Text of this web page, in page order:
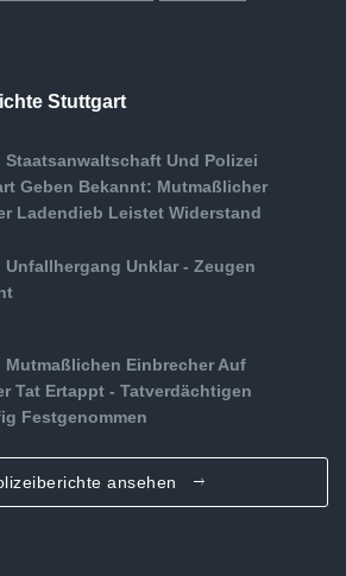
Stuttgart
Staatsanwaltschaft Und Polizei
Geben Bekannt: Mutmaßlicher
Ladendieb Leistet Widerstand
Unfallhergang Unklar - Zeugen
Mutmaßlichen Einbrecher Auf
Tat Ertappt - Tatverdächtigen
Festgenommen
ansehen